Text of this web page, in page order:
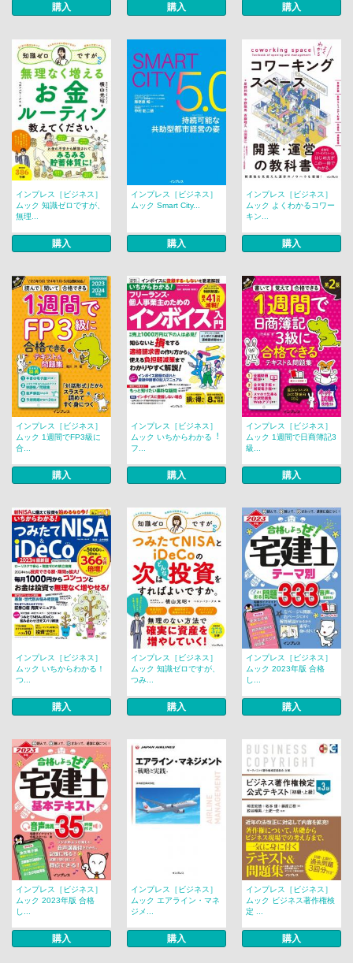
購入 購入 購入
インプレス［ビジネス］
ムック 知識ゼロですが、
無理...
購入
インプレス［ビジネス］
ムック Smart City...
購入
インプレス［ビジネス］
ムック よくわかるコワー
キン...
購入
インプレス［ビジネス］
ムック 1週間でFP3級に
合...
購入
インプレス［ビジネス］
ムック いちからわかる︕
フ...
購入
インプレス［ビジネス］
ムック 1週間で日商簿記3
級...
購入
インプレス［ビジネス］
ムック いちからわかる！
つ...
購入
インプレス［ビジネス］
ムック 知識ゼロですが、
つみ...
購入
インプレス［ビジネス］
ムック 2023年版 合格
し...
購入
インプレス［ビジネス］
ムック 2023年版 合格
し...
購入
インプレス［ビジネス］
ムック エアライン・マネ
ジメ...
購入
インプレス［ビジネス］
ムック ビジネス著作権検
定 ...
購入